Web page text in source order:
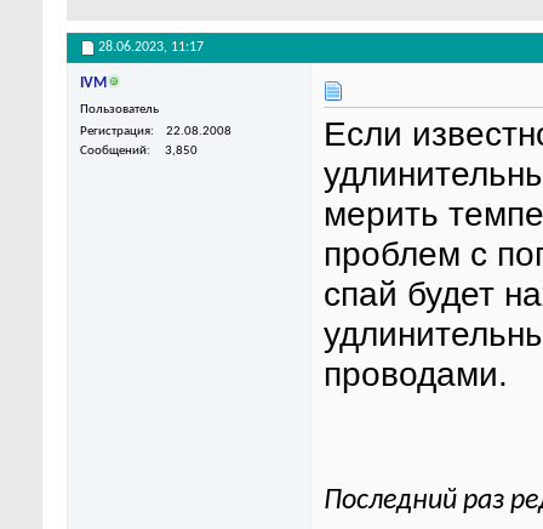
28.06.2023, 11:17
IVM
Пользователь
Регистрация
22.08.2008
Сообщений
3,850
Если
мерить
проблем с
спай будет
проводами.
Последний раз